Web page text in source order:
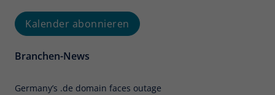
Kalender abonnieren
Branchen-News
Germany’s .de domain faces outage